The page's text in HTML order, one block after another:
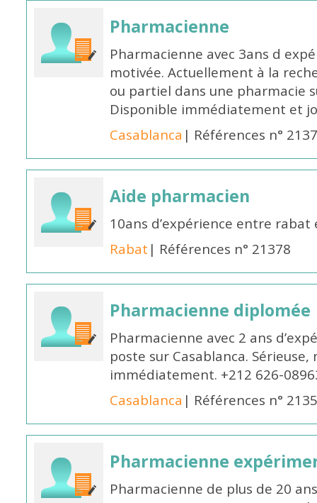
Pharmacienne
Pharmacienne avec 3ans d
motivée. Actuellement à la
ou partiel dans une pharmacie
Disponible immédiatement et
Casablanca | Références n°
Aide pharmacien
10ans d’expérience entre
Rabat | Références n° 21378
Pharmacienne diplomée
Pharmacienne avec 2 ans
poste sur Casablanca.
immédiatement. +212 626-
Casablanca | Références n°
Pharmacienne
Pharmacienne de plus de 20